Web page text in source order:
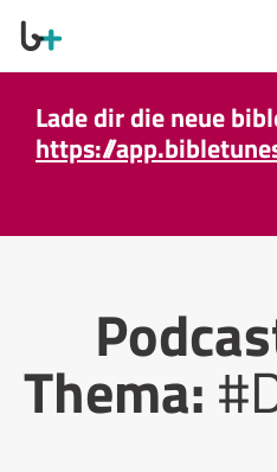
Lade dir die neue
https://
Thema: